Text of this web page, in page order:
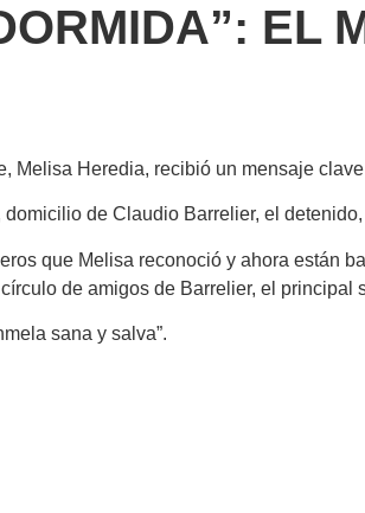
EL
Melisa Heredia, recibió un mensaje
de Claudio Barrelier, el
que Melisa reconoció y ahora están
de amigos de Barrelier, el principal
sana y salva”.